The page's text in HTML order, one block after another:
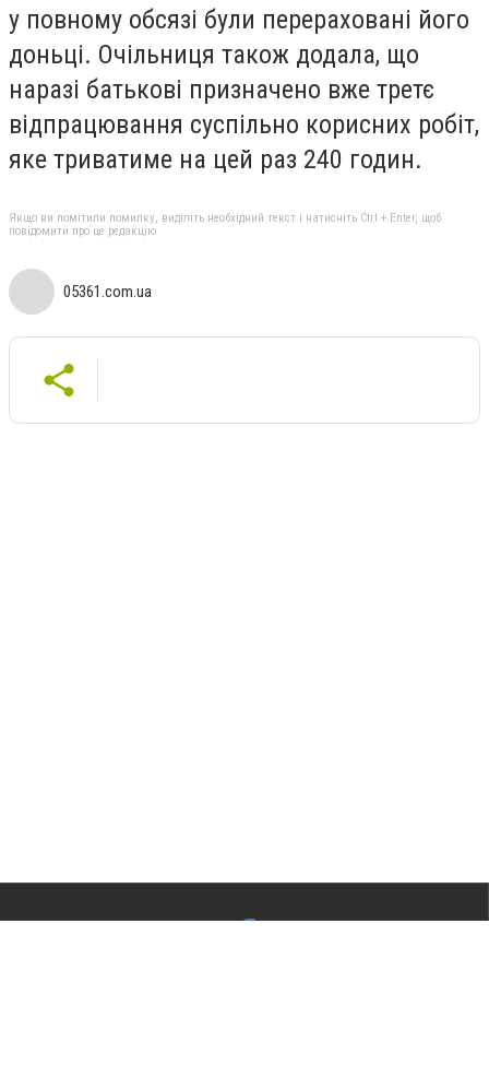
у повному обсязі були перераховані його
доньці. Очільниця також додала, що
наразі батькові призначено вже третє
відпрацювання суспільно корисних робіт,
яке триватиме на цей раз 240 годин.
Якщо ви помітили помилку, виділіть необхідний текст і натисніть Ctrl + Enter, щоб
повідомити про це редакцію
05361.com.ua